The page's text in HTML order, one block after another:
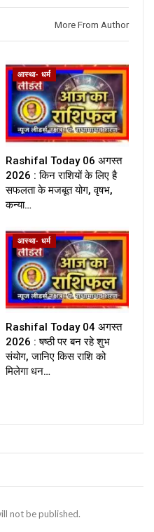
More From Author
आस्था- धर्म
Rashifal Today 06 अगस्त
2026 : किन राशियों के लिए है
सफलता के मजबूत योग, वृषभ,
कन्या…
आस्था- धर्म
Rashifal Today 04 अगस्त
2026 : षष्ठी पर बन रहे शुभ
संयोग, जानिए किस राशि को
मिलेगा धन…
not be published.